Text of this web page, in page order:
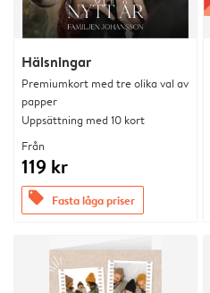
Hälsningar
Premiumkort med tre olika val av
papper
Uppsättning med 10 kort
Från
119 kr
offers Fasta låga priser